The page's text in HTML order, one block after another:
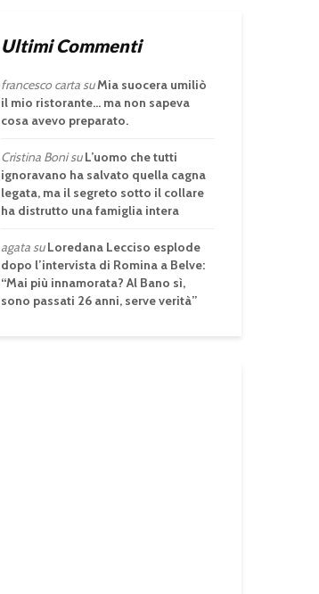
Ultimi Commenti
francesco cartasuMia suocera umiliò
il mio ristorante… ma non sapeva
cosa avevo preparato.
Cristina BonisuL’uomo che tutti
ignoravano ha salvato quella cagna
legata, ma il segreto sotto il collare
ha distrutto una famiglia intera
agatasuLoredana Lecciso esplode
dopo l’intervista di Romina a Belve:
“Mai più innamorata? Al Bano sì,
sono passati 26 anni, serve verità”